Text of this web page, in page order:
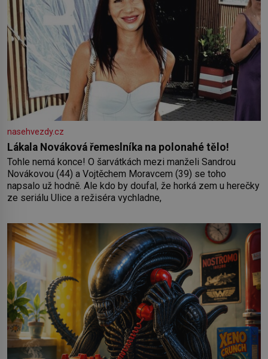
nasehvezdy.cz
Lákala Nováková řemeslníka na polonahé tělo!
Tohle nemá konce! O šarvátkách mezi manželi Sandrou
Novákovou (44) a Vojtěchem Moravcem (39) se toho
napsalo už hodně. Ale kdo by doufal, že horká zem u herečky
ze seriálu Ulice a režiséra vychladne,